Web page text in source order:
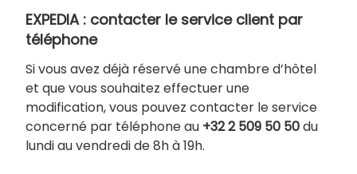
EXPEDIA : contacter le service client par
téléphone
Si vous avez déjà réservé une chambre d’hôtel
et que vous souhaitez effectuer une
modification, vous pouvez contacter le service
concerné par téléphone au +32 2 509 50 50du
lundi au vendredi de 8h à 19h.